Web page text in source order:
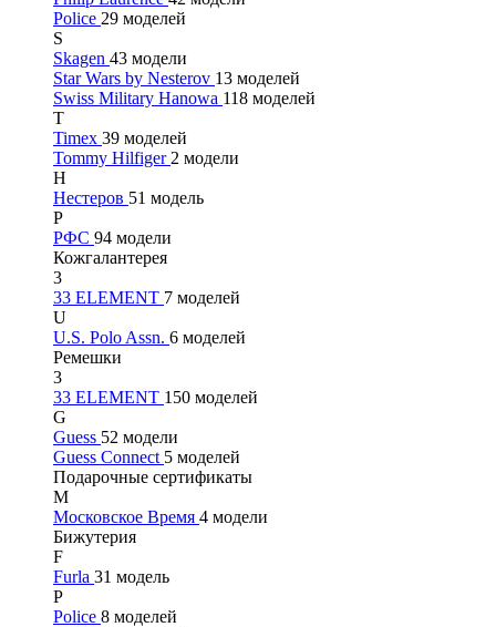
Police 29 моделей
S
Skagen 43 модели
Star Wars by Nesterov 13 моделей
Swiss Military Hanowa 118 моделей
T
Timex 39 моделей
Tommy Hilfiger 2 модели
Н
Нестеров 51 модель
Р
РФС 94 модели
Кожгалантерея
3
33 ELEMENT 7 моделей
U
U.S. Polo Assn. 6 моделей
Ремешки
3
33 ELEMENT 150 моделей
G
Guess 52 модели
Guess Connect 5 моделей
Подарочные сертификаты
М
Московское Время 4 модели
Бижутерия
F
Furla 31 модель
P
Police 8 моделей